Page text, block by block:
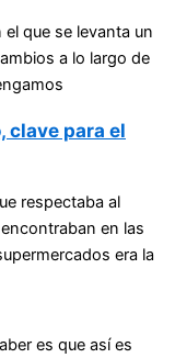
que se levanta un
a lo largo de
clave para el
respectaba al
en las
era la
es que así es